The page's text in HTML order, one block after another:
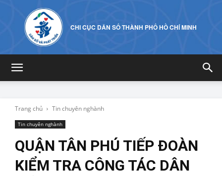
CHI CỤC DÂN SỐ THÀNH PHỐ HỒ CHÍ MINH
Trang chủ Tin chuyên nghành
Tin chuyên nghành
QUẬN TÂN PHÚ TIẾP ĐOÀN
KIỂM TRA CÔNG TÁC DÂN